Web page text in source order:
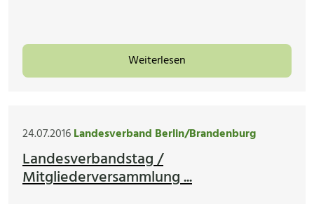
Weiterlesen
24.07.2016Landesverband Berlin/Brandenburg
Landesverbandstag /
Mitgliederversammlung ...